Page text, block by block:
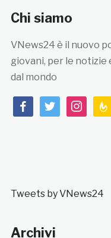
Chi siamo
VNews24 è il nuovo
giovani, per le notizie
dal mondo
facebooktwitterinstagram
Tweets by VNews24
Archivi